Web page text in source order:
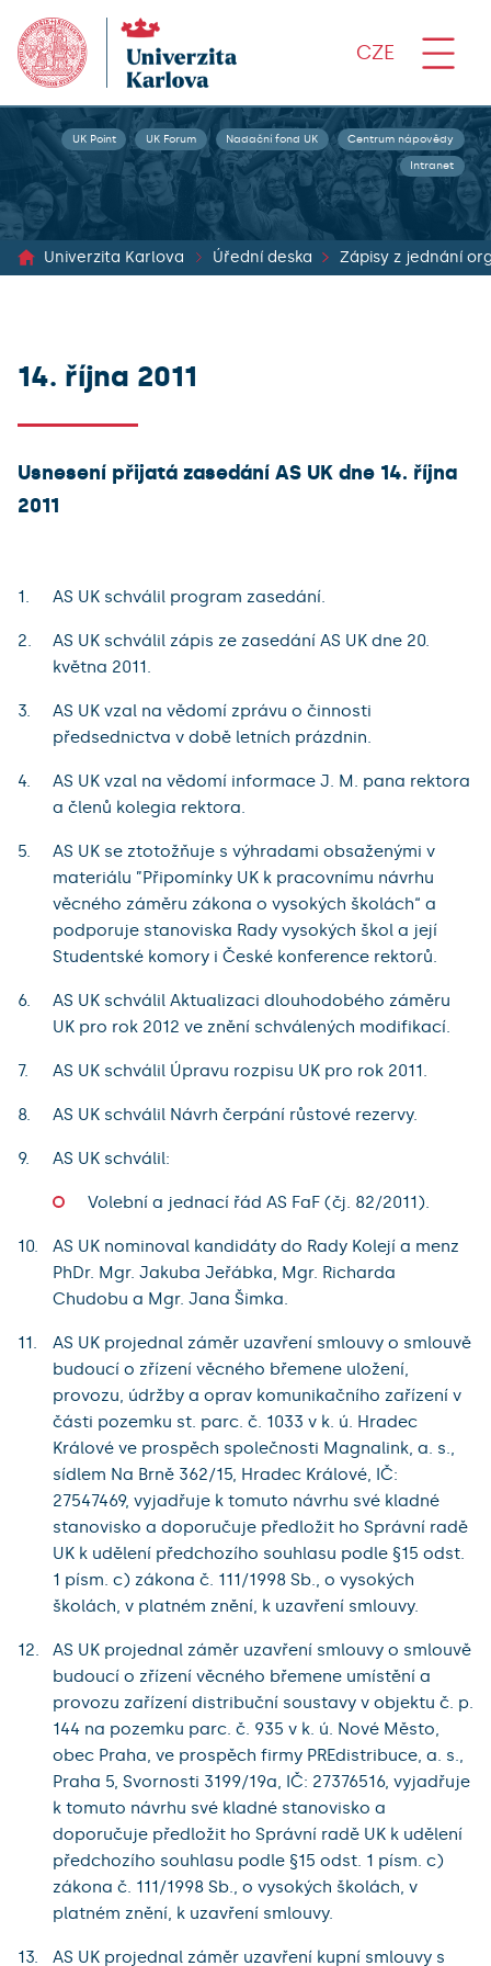
CZE
UK Point UK Forum Nadační fond UK Centrum nápovědy
Intranet
Univerzita Karlova Úřední deska
14. října 2011
Usnesení přijatá zasedání AS UK dne 14. října
2011
AS UK schválil program zasedání.
AS UK schválil zápis ze zasedání AS UK dne 20.
května 2011.
AS UK vzal na vědomí zprávu o činnosti
předsednictva v době letních prázdnin.
AS UK vzal na vědomí informace J. M. pana rektora
a členů kolegia rektora.
AS UK se ztotožňuje s výhradami obsaženými v
materiálu ”Připomínky UK k pracovnímu návrhu
věcného záměru zákona o vysokých školách“ a
podporuje stanoviska Rady vysokých škol a její
Studentské komory i České konference rektorů.
AS UK schválil Aktualizaci dlouhodobého záměru
UK pro rok 2012 ve znění schválených modifikací.
AS UK schválil Úpravu rozpisu UK pro rok 2011.
AS UK schválil Návrh čerpání růstové rezervy.
AS UK schválil:
Volební a jednací řád AS FaF (čj. 82/2011).
AS UK nominoval kandidáty do Rady Kolejí a menz
PhDr. Mgr. Jakuba Jeřábka, Mgr. Richarda
Chudobu a Mgr. Jana Šimka.
AS UK projednal záměr uzavření smlouvy o smlouvě
budoucí o zřízení věcného břemene uložení,
provozu, údržby a oprav komunikačního zařízení v
části pozemku st. parc. č. 1033 v k. ú. Hradec
Králové ve prospěch společnosti Magnalink, a. s.,
sídlem Na Brně 362/15, Hradec Králové, IČ:
27547469, vyjadřuje k tomuto návrhu své kladné
stanovisko a doporučuje předložit ho Správní radě
UK k udělení předchozího souhlasu podle §15 odst.
1 písm. c) zákona č. 111/1998 Sb., o vysokých
školách, v platném znění, k uzavření smlouvy.
AS UK projednal záměr uzavření smlouvy o smlouvě
budoucí o zřízení věcného břemene umístění a
provozu zařízení distribuční soustavy v objektu č. p.
144 na pozemku parc. č. 935 v k. ú. Nové Město,
obec Praha, ve prospěch firmy PREdistribuce, a. s.,
Praha 5, Svornosti 3199/19a, IČ: 27376516, vyjadřuje
k tomuto návrhu své kladné stanovisko a
doporučuje předložit ho Správní radě UK k udělení
předchozího souhlasu podle §15 odst. 1 písm. c)
zákona č. 111/1998 Sb., o vysokých školách, v
platném znění, k uzavření smlouvy.
AS UK projednal záměr uzavření kupní smlouvy s